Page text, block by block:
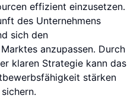
effizient einzusetzen.
des Unternehmens
sich den
anzupassen. Durch
klaren Strategie kann das
stärken